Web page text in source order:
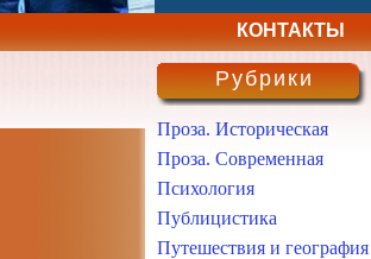
КОНТАКТЫ
Рубрики
Проза. Историческая
Проза. Современная
Психология
Публицистика
Путешествия и география